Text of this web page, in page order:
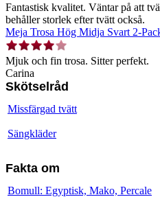
Fantastisk kvalitet. Väntar på att
behåller storlek efter tvätt också.
Meja Trosa Hög Midja Svart 2-
Mjuk och fin trosa. Sitter perfekt.
Carina
Skötselråd
Missfärgad tvätt
Sängkläder
Fakta om
Bomull: Egyptisk, Mako, Percale